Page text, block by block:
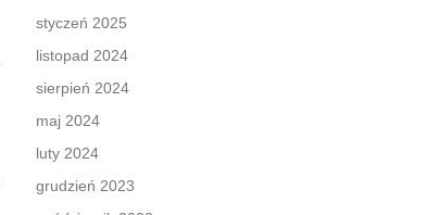
styczeń 2025
listopad 2024
sierpień 2024
maj 2024
luty 2024
grudzień 2023